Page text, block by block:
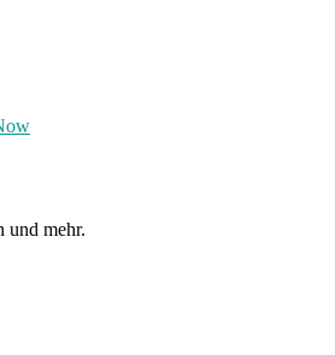
und mehr.